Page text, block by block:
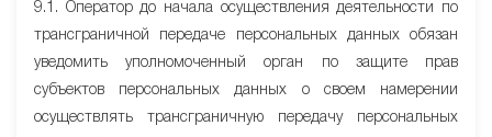
9.1. Оператор до начала осуществления деятельности по
трансграничной передаче персональных данных обязан
уведомить уполномоченный орган по защите прав
субъектов персональных данных о своем намерении
осуществлять трансграничную передачу персональных